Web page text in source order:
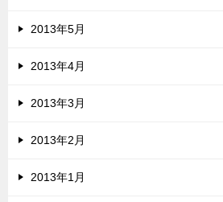
2013年5月
2013年4月
2013年3月
2013年2月
2013年1月